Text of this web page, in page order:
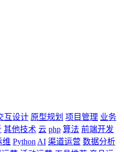
互设计 原型规划 项目管理 业务
其他技术 云 php 算法 前端开发
维 Python AI 渠道运营 数据分析